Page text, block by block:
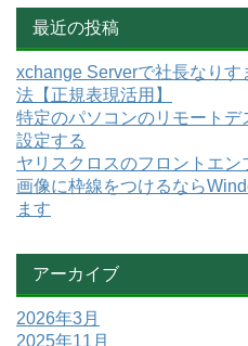
最近の投稿
xchange Serverで社長なり
法【正規表現活用】
特定のパソコンのリモート
設定する
ヤリスクロスのフロントエン
画像に枠線をつけるなら
ます
アーカイブ
2026年3月
2025年11月